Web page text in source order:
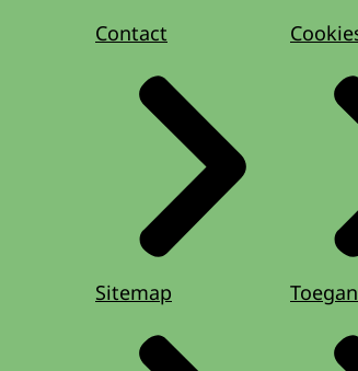
Contact
Sitemap